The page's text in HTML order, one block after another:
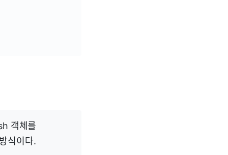
객체를
식이다.